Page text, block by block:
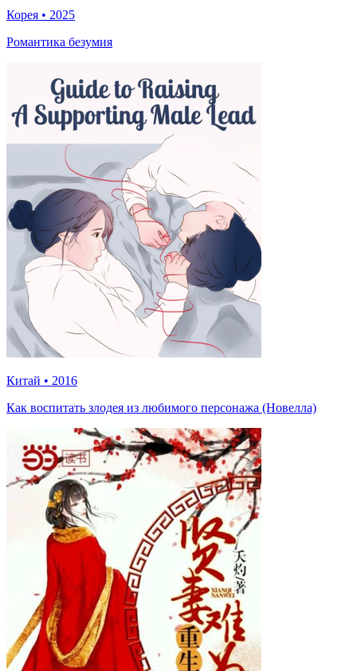
Корея • 2025
Романтика безумия
Китай • 2016
Как воспитать злодея из любимого персонажа (Новелла)